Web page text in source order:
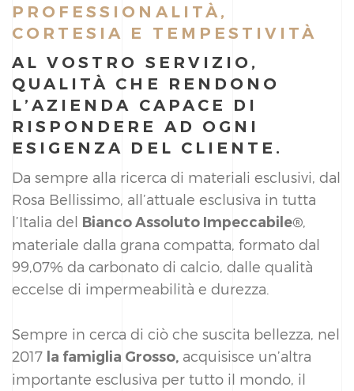
PROFESSIONALITÀ,
CORTESIA E TEMPESTIVITÀ
AL VOSTRO SERVIZIO,
QUALITÀ CHE RENDONO
L’AZIENDA CAPACE DI
RISPONDERE AD OGNI
ESIGENZA DEL CLIENTE.
Da sempre alla ricerca di materiali esclusivi, dal
Rosa Bellissimo, all’attuale esclusiva in tutta
l’Italia del Bianco Assoluto Impeccabile®
materiale dalla grana compatta, formato dal
99,07% da carbonato di calcio, dalle qualità
eccelse di impermeabilità e durezza.
Sempre in cerca di ciò che suscita bellezza, nel
2017 la famiglia Grosso, acquisisce un’altra
importante esclusiva per tutto il mondo, il